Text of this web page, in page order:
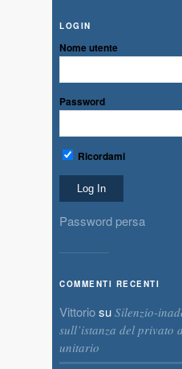
LOGIN
Nome utente
Password
Ricordami
Password persa
COMMENTI RECENTI
Vittoriosu Silenzio-
sull’istanza del privato
unitario